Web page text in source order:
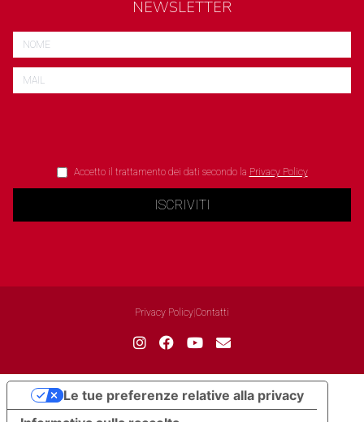
NEWSLETTER
Accetto il trattamento dei dati secondo la Privacy Policy
ISCRIVITI
Privacy Policy Contatti
Le tue preferenze relative alla privacy